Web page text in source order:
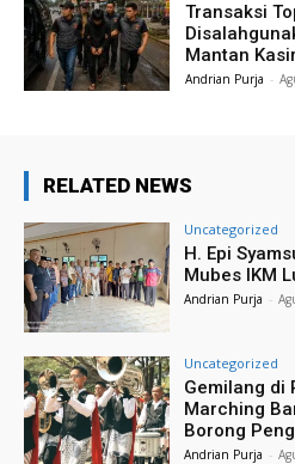
Transaksi
Mantan
Andrian Purja -
RELATED NEWS
Uncategorized
H. Epi
Mubes IKM
Andrian Purja -
Uncategorized
Gemilang di
Marching
Borong
Andrian Purja -